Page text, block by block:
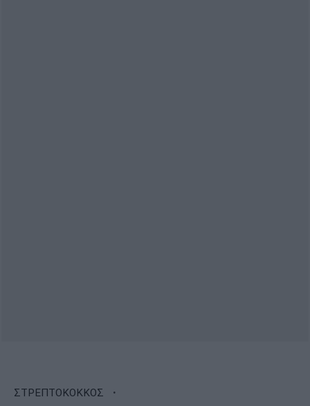
ΣΤΡΕΠΤΟΚΟΚΚΟΣ ·